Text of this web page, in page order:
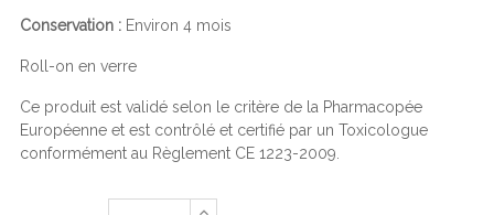
Conservation : Environ 4 mois
Roll-on en verre
Ce produit est validé selon le critère de la Pharmacopée
Européenne et est contrôlé et certifié par un Toxicologue
conformément au Règlement CE 1223-2009.